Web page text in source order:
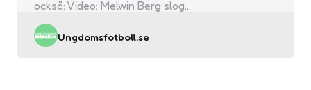
också: Video: Melwin Berg slog…
Posted
Ungdomsfotboll.se